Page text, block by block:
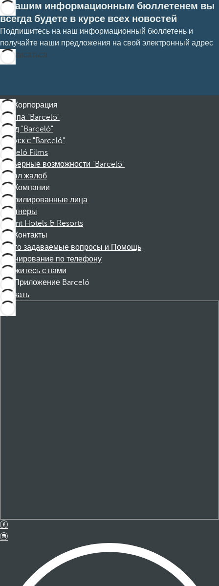
С нашим информационным бюллетенем вы
всегда будете в курсе всех новостей
Подпишитесь на наш информационный бюллетень и
получайте наши предложения на свой электронный адрес
Подписаться
Корпорация
Группа "Barceló"
Фонд "Barceló"
Отпуск с "Barceló"
Barceló Films
Карьерные возможности "Barceló"
Канал жалоб
Компании
Аффилированные лица
Партнеры
Dorint Hotels & Resorts
Контакты
Часто задаваемые вопросы и Помощь
Бронирование по телефону
Свяжитесь с нами
Приложение Barceló
Скачать